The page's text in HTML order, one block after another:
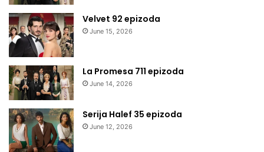
Velvet 92 epizoda
June 15, 2026
La Promesa 711 epizoda
June 14, 2026
Serija Halef 35 epizoda
June 12, 2026